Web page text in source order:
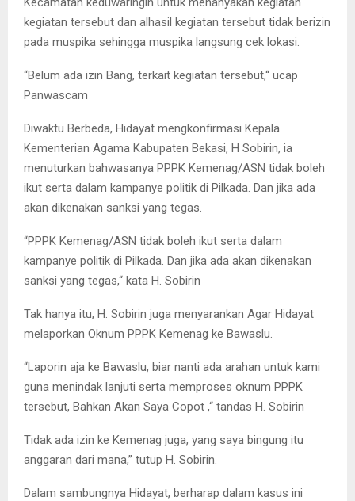
kegiatan tersebut dan alhasil kegiatan tersebut tidak berizin
pada muspika sehingga muspika langsung cek lokasi.
“Belum ada izin Bang, terkait kegiatan tersebut,“ ucap
Panwascam
Diwaktu Berbeda, Hidayat mengkonfirmasi Kepala
Kementerian Agama Kabupaten Bekasi, H Sobirin, ia
menuturkan bahwasanya PPPK Kemenag/ASN tidak boleh
ikut serta dalam kampanye politik di Pilkada. Dan jika ada
akan dikenakan sanksi yang tegas.
“PPPK Kemenag/ASN tidak boleh ikut serta dalam
kampanye politik di Pilkada. Dan jika ada akan dikenakan
sanksi yang tegas,“ kata H. Sobirin
Tak hanya itu, H. Sobirin juga menyarankan Agar Hidayat
melaporkan Oknum PPPK Kemenag ke Bawaslu.
“Laporin aja ke Bawaslu, biar nanti ada arahan untuk kami
guna menindak lanjuti serta memproses oknum PPPK
tersebut, Bahkan Akan Saya Copot ,“ tandas H. Sobirin
Tidak ada izin ke Kemenag juga, yang saya bingung itu
anggaran dari mana,” tutup H. Sobirin.
Dalam sambungnya Hidayat, berharap dalam kasus ini